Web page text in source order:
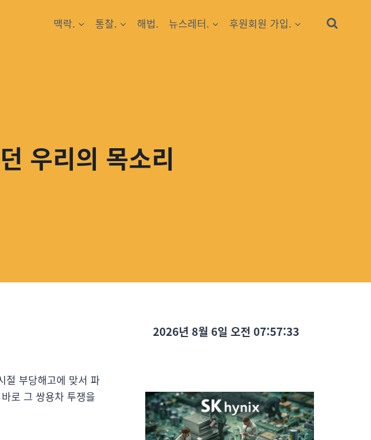
맥락. 통찰. 해법. 뉴스레터. 후원회원 가입.
우리의 목소리
절 부당해고에 맞서 파
로 그 쌍용차 투쟁을
2026년 8월 6일 오전 07:57:35